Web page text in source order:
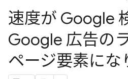
速度が Google
Google 広告の
ページ要素にな